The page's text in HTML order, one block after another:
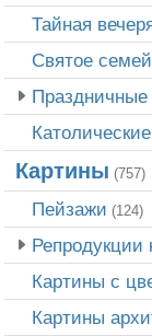
Тайная
Святое
Праздничные
Картины (757)
Пейзажи (124)
Репродукции
Картины с
Картины